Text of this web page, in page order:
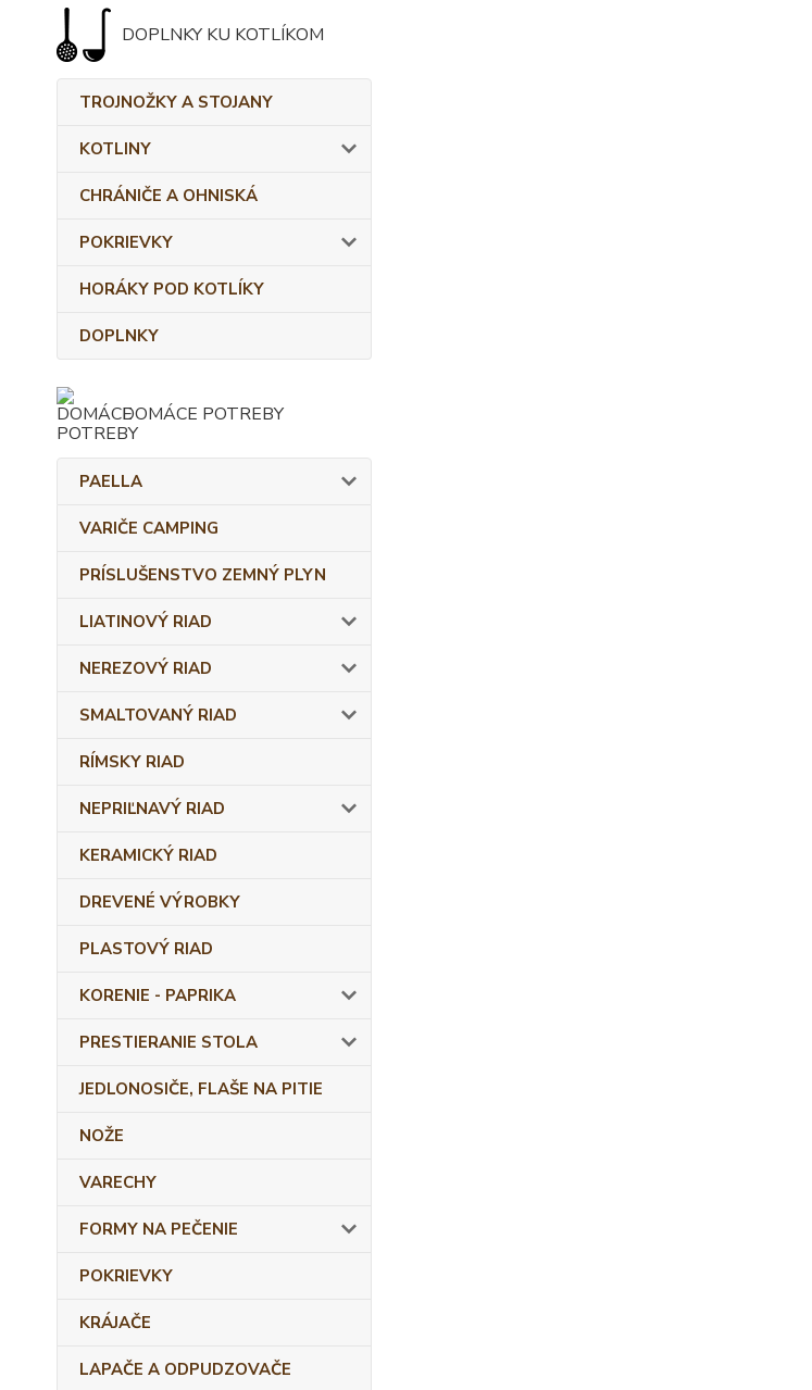
DOPLNKY KU KOTLÍKOM
TROJNOŽKY A STOJANY
KOTLINY
CHRÁNIČE A OHNISKÁ
POKRIEVKY
HORÁKY POD KOTLÍKY
DOPLNKY
DOMÁCE POTREBY
PAELLA
VARIČE CAMPING
PRÍSLUŠENSTVO ZEMNÝ PLYN
LIATINOVÝ RIAD
NEREZOVÝ RIAD
SMALTOVANÝ RIAD
RÍMSKY RIAD
NEPRIĽNAVÝ RIAD
KERAMICKÝ RIAD
DREVENÉ VÝROBKY
PLASTOVÝ RIAD
KORENIE - PAPRIKA
PRESTIERANIE STOLA
JEDLONOSIČE, FLAŠE NA PITIE
NOŽE
VARECHY
FORMY NA PEČENIE
POKRIEVKY
KRÁJAČE
LAPAČE A ODPUDZOVAČE